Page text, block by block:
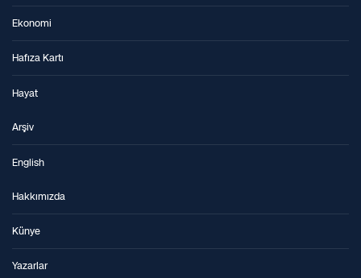
Ekonomi
Hafıza Kartı
Hayat
Arşiv
English
Hakkımızda
Künye
Yazarlar